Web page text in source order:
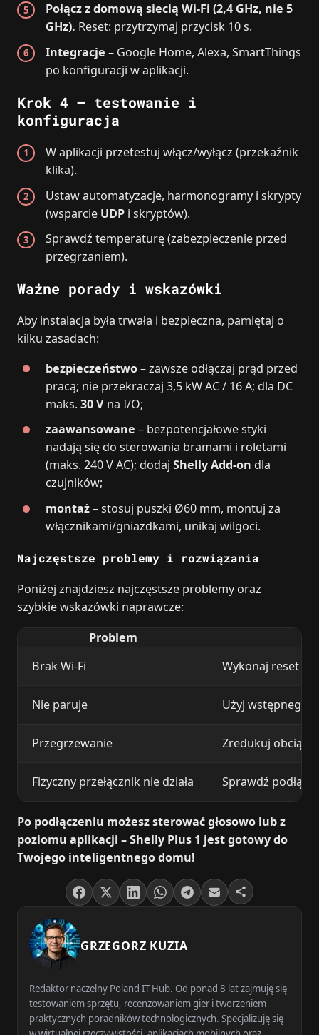
Połącz z domową siecią Wi‑Fi (2,4 GHz, nie 5
GHz). Reset: przytrzymaj przycisk 10 s.
Integracje – Google Home, Alexa, SmartThings
po konfiguracji w aplikacji.
Krok 4 – testowanie i
konfiguracja
W aplikacji przetestuj włącz/wyłącz (przekaźnik
klika).
Ustaw automatyzacje, harmonogramy i skrypty
(wsparcie UDP i skryptów).
Sprawdź temperaturę (zabezpieczenie przed
przegrzaniem).
Ważne porady i wskazówki
Aby instalacja była trwała i bezpieczna, pamiętaj o
kilku zasadach:
bezpieczeństwo– zawsze odłączaj prąd przed
pracą; nie przekraczaj 3,5 kW AC / 16 A; dla DC
maks.30 V na I/O;
zaawansowane – bezpotencjałowe styki
nadają się do sterowania bramami i roletami
(maks. 240 V AC); dodajShelly Add-on dla
czujników;
montaż– stosuj puszki Ø60 mm, montuj za
włącznikami/gniazdkami, unikaj wilgoci.
Najczęstsze problemy i rozwiązania
Poniżej znajdziesz najczęstsze problemy oraz
szybkie wskazówki naprawcze:
Problem
Brak Wi‑Fi
Wykonaj reset
Nie paruje Użyj wstępnego
Przegrzewanie Zredukuj
Fizyczny przełącznik nie działa Sprawdź
Po podłączeniu możesz sterować głosowo lub z
poziomu aplikacji – Shelly Plus 1 jest gotowy do
Twojego inteligentnego domu!
GRZEGORZ KUZIA
Redaktor naczelny Poland IT Hub. Od ponad 8 lat zajmuję się
testowaniem sprzętu, recenzowaniem gier i tworzeniem
praktycznych poradników technologicznych. Specjalizuję się